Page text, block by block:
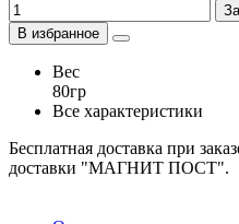
В избранное
Вес
80гр
Все характеристики
Бесплатная доставка при
доставки "МАГНИТ ПОСТ".